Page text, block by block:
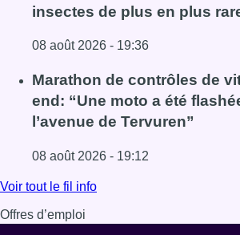
insectes de plus en plus
08 août 2026 - 19:36
Lire l'article Au Moeraske, Bart
Marathon de contrôles de
end: “Une moto a été
l’avenue de Tervuren”
08 août 2026 - 19:12
Lire l'article Marathon de contrôles
Voir tout le fil info
Offres d’emploi